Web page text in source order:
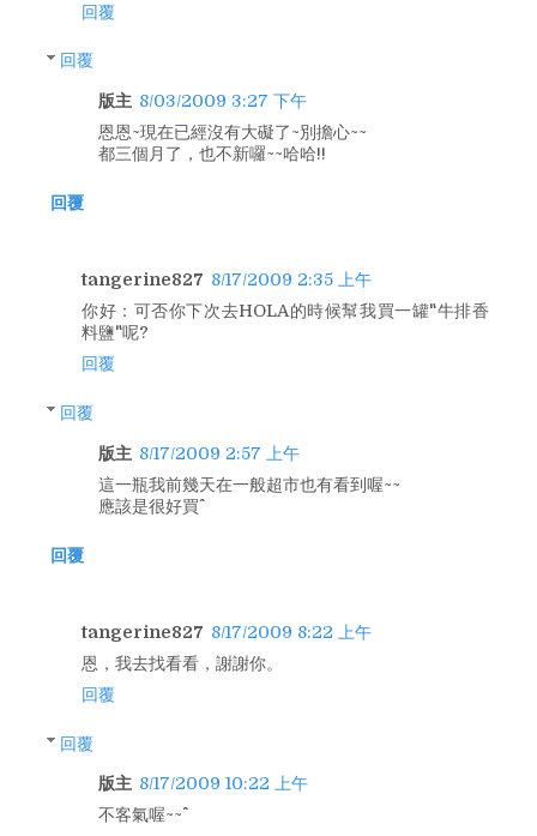
回覆
回覆
版主 8/03/2009 3:27 下午
恩恩~現在已經沒有大礙了~別擔心~~
都三個月了，也不新囉~~哈哈!!
回覆
tangerine827 8/17/2009 2:35 上午
你好：可否你下次去HOLA的時候幫我買一罐"牛排香
料鹽"呢?
回覆
回覆
版主 8/17/2009 2:57 上午
這一瓶我前幾天在一般超市也有看到喔~~
應該是很好買^^
回覆
tangerine827 8/17/2009 8:22 上午
恩，我去找看看，謝謝你。
回覆
回覆
版主 8/17/2009 10:22 上午
不客氣喔~~^^